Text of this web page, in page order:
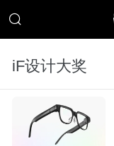
iF设计大奖